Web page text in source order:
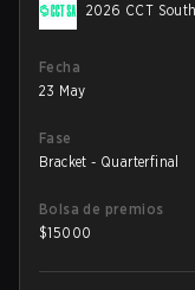
2026 CCT
Fecha
23 May
Fase
Bracket - Quarterfinal
Bolsa de premios
$15000